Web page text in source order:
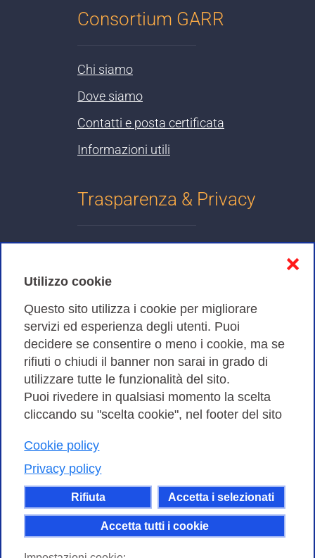
Utilizzo cookie
Questo sito utilizza i cookie per migliorare
servizi ed esperienza degli utenti. Puoi
decidere se consentire o meno i cookie, ma se
rifiuti o chiudi il banner non sarai in grado di
utilizzare tutte le funzionalità del sito.
Puoi rivedere in qualsiasi momento la scelta
cliccando su "scelta cookie", nel footer del sito
Cookie policy
Privacy policy
Rifiuta Accetta i selezionati
Accetta tutti i cookie
❌
Consortium GARR
Chi siamo
Dove siamo
Contatti e posta certificata
Informazioni utili
Trasparenza & Privacy
Cookies Policy
Amministrazione trasparente
Bandi di Gara
Consortium GARR - Via dei Tizii, 6 - 00185 Roma | Tel.
| CF 97284570583 – PI 07577141000 | Codice
Destinatario 7EU9KEU |
Il contenuto di questo sito e' rilasciato, tranne dove
altrimenti indicato, secondo i termini della licenza
Creative Commons